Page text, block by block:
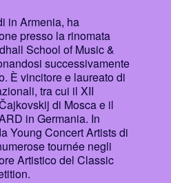
in Armenia, ha
presso la rinomata
School of Music &
successivamente
È vincitore e laureato di
tra cui il XII
di Mosca e il
in Germania. In
Young Concert Artists di
tournée negli
Artistico del Classic